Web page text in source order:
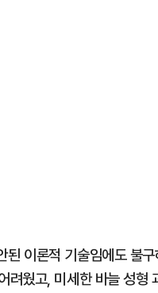
이론적 기술임에도 불
려웠고, 미세한 바늘 성